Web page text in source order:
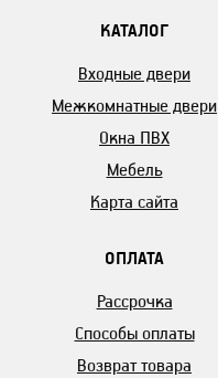
КАТАЛОГ
Входные двери
Межкомнатные двери
Окна ПВХ
Мебель
Карта сайта
ОПЛАТА
Рассрочка
Способы оплаты
Возврат товара